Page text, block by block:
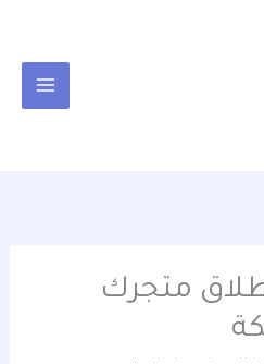
متجرك